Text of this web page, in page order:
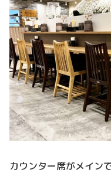
カウンター席がメイン